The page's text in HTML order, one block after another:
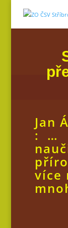
Jan
: …
více